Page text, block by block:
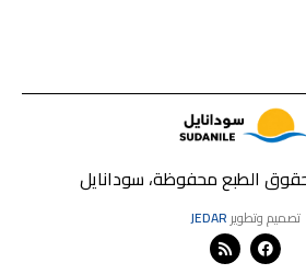
تصميم وتطويرJEDAR